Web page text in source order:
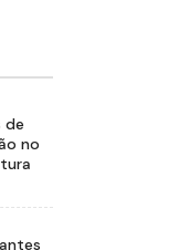
de
no